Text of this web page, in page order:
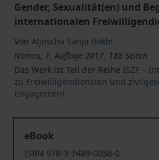
Gender, Sexualität(en) und
internationalen
Von Aljoscha Sanja Bökle
Nomos, 1. Auflage 2017, 188 Seiten
Das Werk ist Teil der Reihe ISZF –
zu Freiwilligendiensten und
Engagement
eBook
ISBN 978-3-7489-0058-0